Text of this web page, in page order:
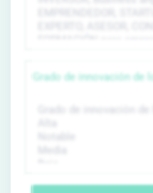
Grado de innovación